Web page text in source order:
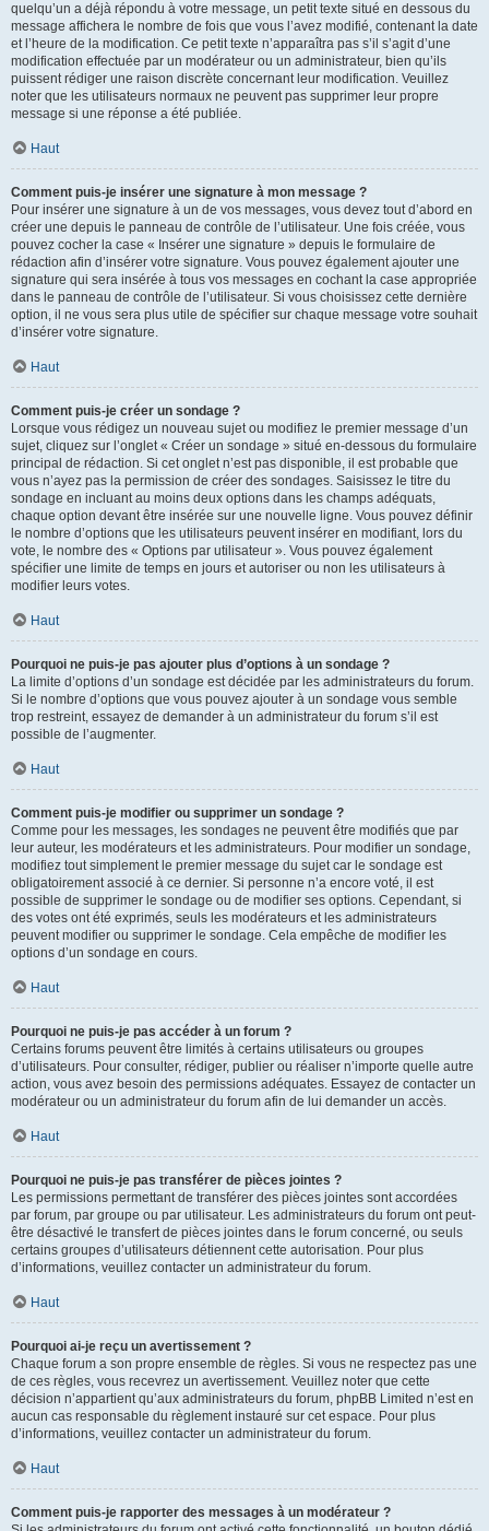
quelqu’un a déjà répondu à votre message, un petit texte situé en dessous du
message affichera le nombre de fois que vous l’avez modifié, contenant la date
et l’heure de la modification. Ce petit texte n’apparaîtra pas s’il s’agit d’une
modification effectuée par un modérateur ou un administrateur, bien qu’ils
puissent rédiger une raison discrète concernant leur modification. Veuillez
noter que les utilisateurs normaux ne peuvent pas supprimer leur propre
message si une réponse a été publiée.
Haut
Comment puis-je insérer une signature à mon message ?
Pour insérer une signature à un de vos messages, vous devez tout d’abord en
créer une depuis le panneau de contrôle de l’utilisateur. Une fois créée, vous
pouvez cocher la case « Insérer une signature » depuis le formulaire de
rédaction afin d’insérer votre signature. Vous pouvez également ajouter une
signature qui sera insérée à tous vos messages en cochant la case appropriée
dans le panneau de contrôle de l’utilisateur. Si vous choisissez cette dernière
option, il ne vous sera plus utile de spécifier sur chaque message votre souhait
d’insérer votre signature.
Haut
Comment puis-je créer un sondage ?
Lorsque vous rédigez un nouveau sujet ou modifiez le premier message d’un
sujet, cliquez sur l’onglet « Créer un sondage » situé en-dessous du formulaire
principal de rédaction. Si cet onglet n’est pas disponible, il est probable que
vous n’ayez pas la permission de créer des sondages. Saisissez le titre du
sondage en incluant au moins deux options dans les champs adéquats,
chaque option devant être insérée sur une nouvelle ligne. Vous pouvez définir
le nombre d’options que les utilisateurs peuvent insérer en modifiant, lors du
vote, le nombre des « Options par utilisateur ». Vous pouvez également
spécifier une limite de temps en jours et autoriser ou non les utilisateurs à
modifier leurs votes.
Haut
Pourquoi ne puis-je pas ajouter plus d’options à un sondage ?
La limite d’options d’un sondage est décidée par les administrateurs du forum.
Si le nombre d’options que vous pouvez ajouter à un sondage vous semble
trop restreint, essayez de demander à un administrateur du forum s’il est
possible de l’augmenter.
Haut
Comment puis-je modifier ou supprimer un sondage ?
Comme pour les messages, les sondages ne peuvent être modifiés que par
leur auteur, les modérateurs et les administrateurs. Pour modifier un sondage,
modifiez tout simplement le premier message du sujet car le sondage est
obligatoirement associé à ce dernier. Si personne n’a encore voté, il est
possible de supprimer le sondage ou de modifier ses options. Cependant, si
des votes ont été exprimés, seuls les modérateurs et les administrateurs
peuvent modifier ou supprimer le sondage. Cela empêche de modifier les
options d’un sondage en cours.
Haut
Pourquoi ne puis-je pas accéder à un forum ?
Certains forums peuvent être limités à certains utilisateurs ou groupes
d’utilisateurs. Pour consulter, rédiger, publier ou réaliser n’importe quelle autre
action, vous avez besoin des permissions adéquates. Essayez de contacter un
modérateur ou un administrateur du forum afin de lui demander un accès.
Haut
Pourquoi ne puis-je pas transférer de pièces jointes ?
Les permissions permettant de transférer des pièces jointes sont accordées
par forum, par groupe ou par utilisateur. Les administrateurs du forum ont peut-
être désactivé le transfert de pièces jointes dans le forum concerné, ou seuls
certains groupes d’utilisateurs détiennent cette autorisation. Pour plus
d’informations, veuillez contacter un administrateur du forum.
Haut
Pourquoi ai-je reçu un avertissement ?
Chaque forum a son propre ensemble de règles. Si vous ne respectez pas une
de ces règles, vous recevrez un avertissement. Veuillez noter que cette
décision n’appartient qu’aux administrateurs du forum, phpBB Limited n’est en
aucun cas responsable du règlement instauré sur cet espace. Pour plus
d’informations, veuillez contacter un administrateur du forum.
Haut
Comment puis-je rapporter des messages à un modérateur ?